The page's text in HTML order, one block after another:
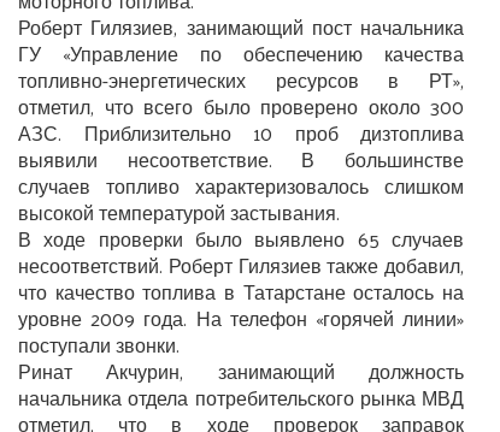
Роберт Гилязиев, занимающий пост начальника
ГУ «Управление по обеспечению качества
топливно-энергетических ресурсов в РТ»,
отметил, что всего было проверено около 300
АЗС. Приблизительно 10 проб дизтоплива
выявили несоответствие. В большинстве
случаев топливо характеризовалось слишком
высокой температурой застывания.
В ходе проверки было выявлено 65 случаев
несоответствий. Роберт Гилязиев также добавил,
что качество топлива в Татарстане осталось на
уровне 2009 года. На телефон «горячей линии»
поступали звонки.
Ринат Акчурин, занимающий должность
начальника отдела потребительского рынка МВД
отметил, что в ходе проверок заправок